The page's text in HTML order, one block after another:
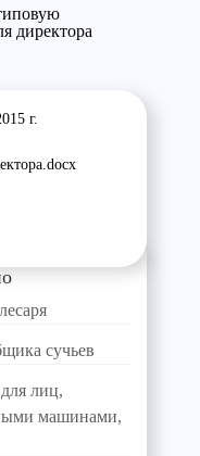
директора
г.
сучьев
лиц,
машинами,